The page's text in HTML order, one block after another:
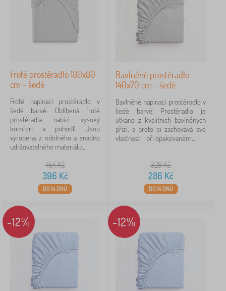
froté
40
100% cotton
4
mušelín
1
vrchní vrstva: 100% bambus - Bambusová viskóza 100%;
růžová
39
bílá
34
šedá
29
Froté prostěradlo 180x80
cm - šedé
Froté napínací prostěradlo v
šedé barvě. Oblíbená froté
prostěradla nabízí vysoký
komfort a pohodlí. Jsou
vyrobena z odolného a snadno
udržovatelného materiálu...
454Kč
396 Kč
DO 14 DNŮ
Bavlněné prostěradlo
140x70 cm - šedé
Bavlněné napínací prostěradlo v
šedé barvě. Prostěradlo je
utkáno z kvalitních bavlněných
přízí, a proto si zachovává své
vlastnosti i při opakovaném...
328Kč
286 Kč
DO 14 DNŮ
-12% -12%